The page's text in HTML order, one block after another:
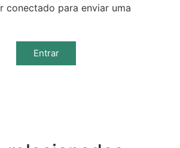
conectado para enviar uma
Entrar